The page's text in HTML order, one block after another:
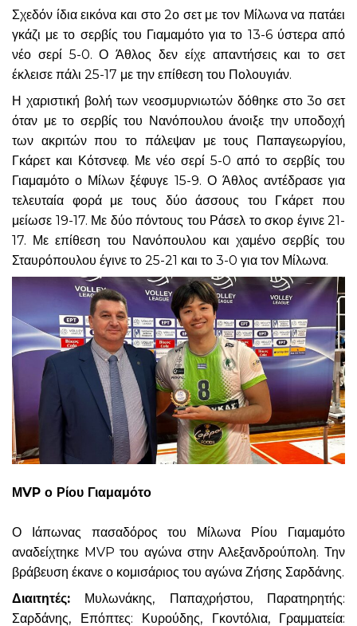
Σχεδόν ίδια εικόνα και στο 2ο σετ με τον Μίλωνα να πατάει
γκάζι με το σερβίς του Γιαμαμότο για το 13-6 ύστερα από
νέο σερί 5-0. Ο Άθλος δεν είχε απαντήσεις και το σετ
έκλεισε πάλι 25-17 με την επίθεση του Πολουγιάν.
Η χαριστική βολή των νεοσμυρνιωτών δόθηκε στο 3ο σετ
όταν με το σερβίς του Νανόπουλου άνοιξε την υποδοχή
των ακριτών που το πάλεψαν με τους Παπαγεωργίου,
Γκάρετ και Κότσνεφ. Με νέο σερί 5-0 από το σερβίς του
Γιαμαμότο ο Μίλων ξέφυγε 15-9. Ο Άθλος αντέδρασε για
τελευταία φορά με τους δύο άσσους του Γκάρετ που
μείωσε 19-17. Με δύο πόντους του Ράσελ το σκορ έγινε 21-
17. Με επίθεση του Νανόπουλου και χαμένο σερβίς του
Σταυρόπουλου έγινε το 25-21 και το 3-0 για τον Μίλωνα.
ΜVP ο Ρίου Γιαμαμότο
Ο Ιάπωνας πασαδόρος του Μίλωνα Ρίου Γιαμαμότο
αναδείχτηκε MVP του αγώνα στην Αλεξανδρούπολη. Την
βράβευση έκανε ο κομισάριος του αγώνα Ζήσης Σαρδάνης.
Διαιτητές: Μυλωνάκης, Παπαχρήστου, Παρατηρητής:
Σαρδάνης, Επόπτες: Κυρούδης, Γκοντόλια, Γραμματεία: